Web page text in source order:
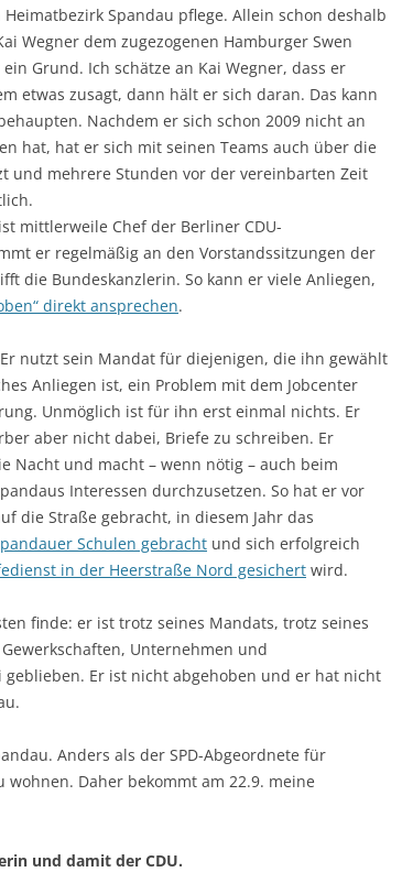
Spandau pflege. Allein schon deshalb
Wegner dem zugezogenen Hamburger Swen
Grund. Ich schätze an Kai Wegner, dass er
etwas zusagt, dann hält er sich daran. Das kann
Nachdem er sich schon 2009 nicht an
hat, hat er sich mit seinen Teams auch über die
und mehrere Stunden vor der vereinbarten Zeit
mittlerweile Chef der Berliner CDU-
er regelmäßig an den Vorstandssitzungen der
die Bundeskanzlerin. So kann er viele Anliegen,
direkt ansprechen.
nutzt sein Mandat für diejenigen, die ihn gewählt
Anliegen ist, ein Problem mit dem Jobcenter
Unmöglich ist für ihn erst einmal nichts. Er
aber nicht dabei, Briefe zu schreiben. Er
Nacht und macht – wenn nötig – auch beim
Interessen durchzusetzen. So hat er vor
die Straße gebracht, in diesem Jahr das
Schulen gebracht und sich erfolgreich
in der Heerstraße Nord gesichert wird.
finde: er ist trotz seines Mandats, trotz seines
Unternehmen und
Er ist nicht abgehoben und er hat nicht
Anders als der SPD-Abgeordnete für
Daher bekommt am 22.9. meine
und damit der CDU.